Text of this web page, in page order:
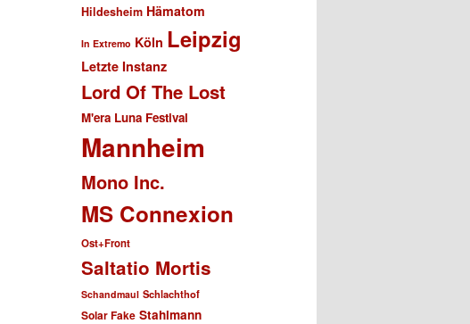
Hildesheim Hämatom
In Extremo Köln Leipzig
Letzte Instanz
Lord Of The Lost
M'era Luna Festival
Mannheim
Mono Inc.
MS Connexion
Ost+Front
Saltatio Mortis
Schandmaul Schlachthof
Solar Fake Stahlmann